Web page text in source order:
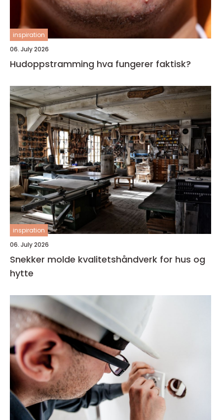
inspiration
06. July 2026
Hudoppstramming hva fungerer faktisk?
inspiration
06. July 2026
Snekker molde kvalitetshåndverk for hus og
hytte